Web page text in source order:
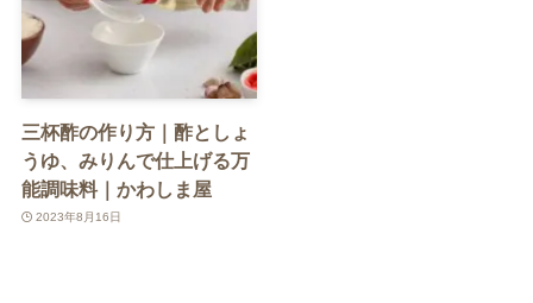
三杯酢の作り方｜酢としょ
うゆ、みりんで仕上げる万
能調味料｜かわしま屋
2023年8月16日